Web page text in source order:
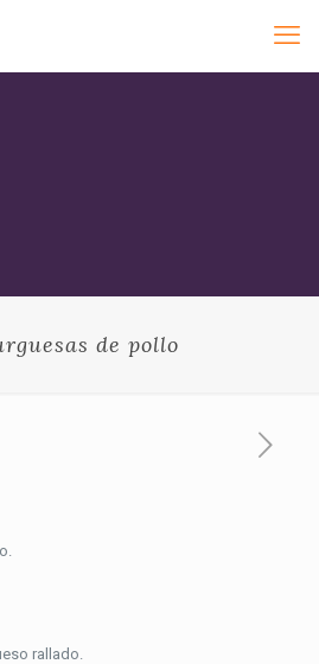
de pollo
rallado.